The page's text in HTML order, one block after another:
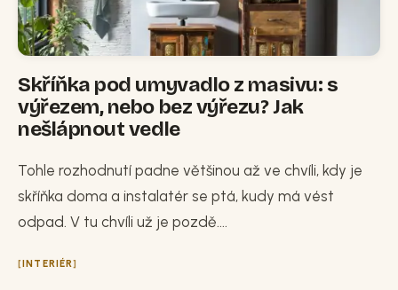
Skříňka pod umyvadlo z masivu: s
výřezem, nebo bez výřezu? Jak
nešlápnout vedle
Tohle rozhodnutí padne většinou až ve chvíli, kdy je
skříňka doma a instalatér se ptá, kudy má vést
odpad. V tu chvíli už je pozdě....
INTERIÉR